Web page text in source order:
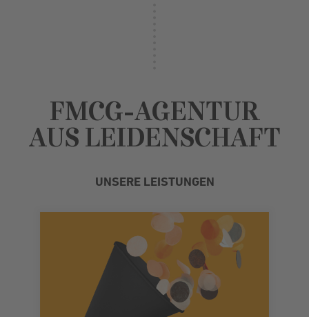
FMCG-AGENTUR
AUS LEIDENSCHAFT
UNSERE LEISTUNGEN
Gleiches gilt für Relaunches. Vertrauen
Sie auf uns und unser Know-how.